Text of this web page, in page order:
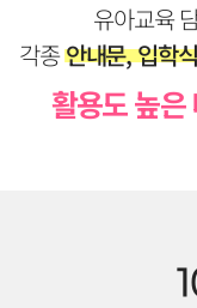
유아교육
각종안내문, 입학
활용도 높은